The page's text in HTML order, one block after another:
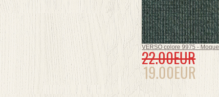
VERSO colore 9975 -
22.00EUR
19.00EUR